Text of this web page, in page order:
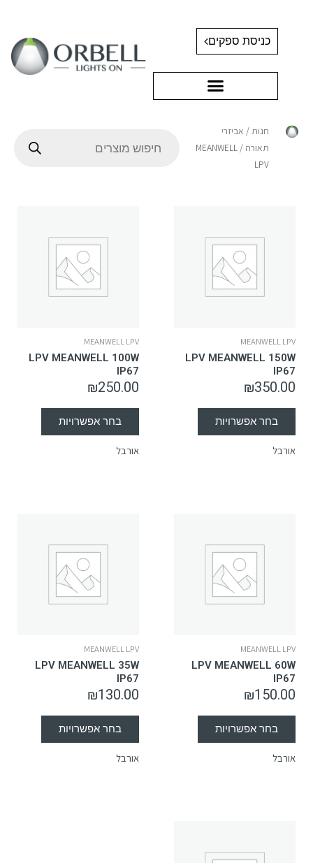
כניסת ספקים
חנות / אביזרי
תאורה
/ MEANWELL
LPV
MEANWELL LPV
LPV MEANWELL 150W
IP67
₪350.00
בחר אפשרויות
אורבל
MEANWELL LPV
LPV MEANWELL 100W
IP67
₪250.00
בחר אפשרויות
אורבל
MEANWELL LPV
LPV MEANWELL 60W
IP67
₪150.00
בחר אפשרויות
אורבל
MEANWELL LPV
LPV MEANWELL 35W
IP67
₪130.00
בחר אפשרויות
אורבל